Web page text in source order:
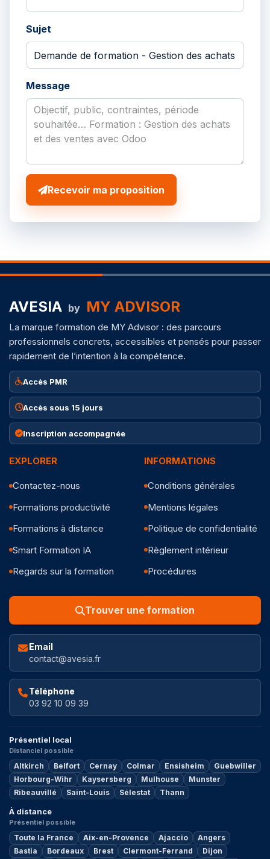
Sujet
Message
Recevoir ma proposition
AVESIA by MY ADVISOR
La marque formation de MY Advisor : des parcours
professionnels concrets, accessibles et pensés pour passer
rapidement de l’intention à la compétence.
Accès PMR
Accès sous 15 jours
Inscription accompagnée
EXPLORER
Contactez-nous
Formations productivité
Formations à distance
Smart Formation IA
Regards sur la formation
INFORMATIONS
Conditions générales
Mentions légales
Politique de confidentialité
Règlement intérieur
Procédures
Trouver une formation
Email
contact@avesia.fr
Téléphone
03 92 10 09 39
Présentiel local
Distanciel possible
Altkirch Belfort Cernay Colmar Ensisheim
Guebwiller
Horbourg-Wihr
Kaysersberg Mulhouse
Munster
Ribeauvillé
Saint-Louis Sélestat Thann
À distance
Présentiel possible
Toute la France Aix-en-Provence Ajaccio
Angers
Bastia
Bordeaux Brest Clermont-Ferrand Dijon